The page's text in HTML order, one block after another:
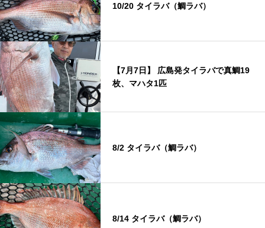
10/20 タイラバ（鯛ラバ）
【7月7日】 広島発タイラバで真鯛19
枚、マハタ1匹
8/2 タイラバ（鯛ラバ）
8/14 タイラバ（鯛ラバ）